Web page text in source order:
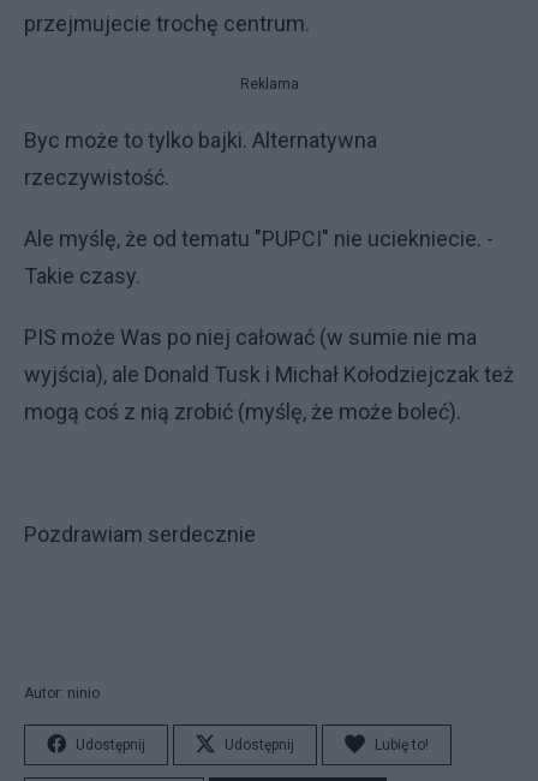
przejmujecie trochę centrum.
Reklama
Byc może to tylko bajki. Alternatywna
rzeczywistość.
Ale myślę, że od tematu "PUPCI" nie uciekniecie. -
Takie czasy.
PIS może Was po niej całować (w sumie nie ma
wyjścia), ale Donald Tusk i Michał Kołodziejczak też
mogą coś z nią zrobić (myślę, że może boleć).
Pozdrawiam serdecznie
Autor: ninio
Udostępnij Udostępnij Lubię to!